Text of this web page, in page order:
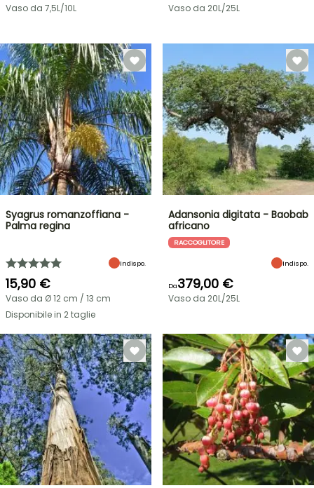
Vaso da 7,5L/10L Vaso da 20L/25L
Syagrus romanzoffiana -
Palma regina
Indispo.
15,90 €
Vaso da Ø 12 cm / 13 cm
Disponibile in 2 taglie
Adansonia digitata - Baobab
africano
RACCOGLITORE
Indispo.
Da379,00 €
Vaso da 20L/25L